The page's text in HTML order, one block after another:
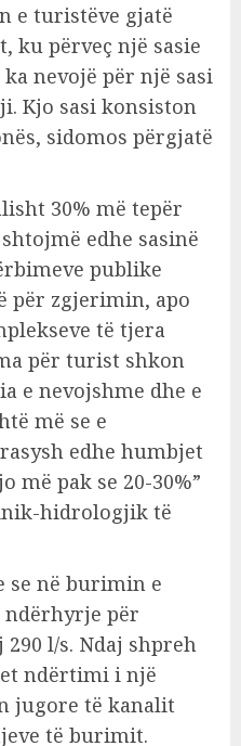
e turistëve gjatë
ku përveç një sasie
nevojë për një sasi
Kjo sasi konsiston
sidomos përgjatë
30% më tepër
edhe sasinë
publike
zgjerimin, apo
të tjera
për turist shkon
e nevojshme dhe e
më se e
edhe humbjet
pak se 20-30%”
hidrologjik të
se në burimin e
ndërhyrje për
l/s. Ndaj shpreh
ndërtimi i një
jugore të kanalit
të burimit.